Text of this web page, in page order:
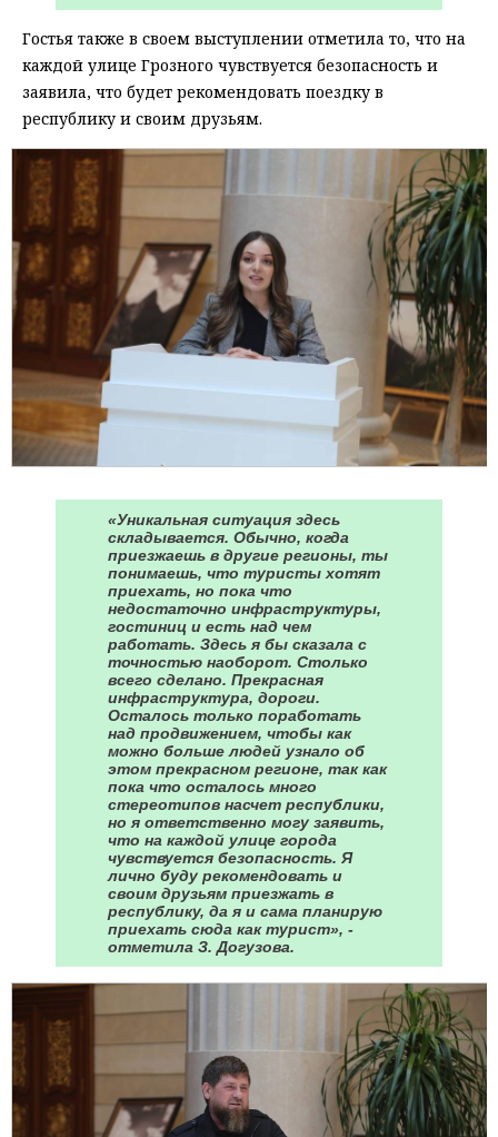
Гостья также в своем выступлении отметила то, что на
каждой улице Грозного чувствуется безопасность и
заявила, что будет рекомендовать поездку в
республику и своим друзьям.
«Уникальная ситуация здесь
складывается. Обычно, когда
приезжаешь в другие регионы, ты
понимаешь, что туристы хотят
приехать, но пока что
недостаточно инфраструктуры,
гостиниц и есть над чем
работать. Здесь я бы сказала с
точностью наоборот. Столько
всего сделано. Прекрасная
инфраструктура, дороги.
Осталось только поработать
над продвижением, чтобы как
можно больше людей узнало об
этом прекрасном регионе, так как
пока что осталось много
стереотипов насчет республики,
но я ответственно могу заявить,
что на каждой улице города
чувствуется безопасность. Я
лично буду рекомендовать и
своим друзьям приезжать в
республику, да я и сама планирую
приехать сюда как турист», -
отметила З. Догузова.